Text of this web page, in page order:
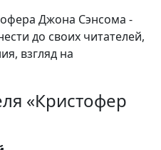
Джона Сэнсома -
до своих читателей,
взгляд на
«Кристофер